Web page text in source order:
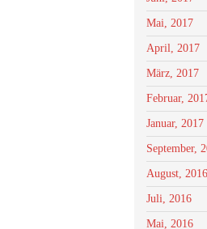
Mai, 2017
April, 2017
März, 2017
Februar,
Januar, 2017
September,
August, 2016
Juli, 2016
Mai, 2016